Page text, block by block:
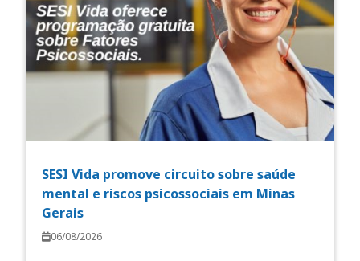
SESI Vida promove circuito sobre saúde
mental e riscos psicossociais em Minas
Gerais
06/08/2026